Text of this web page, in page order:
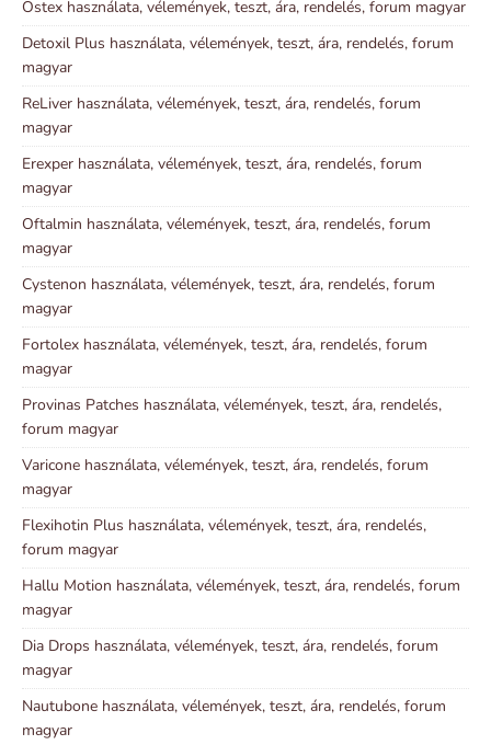
Ostex használata, vélemények, teszt, ára, rendelés, forum magyar
Detoxil Plus használata, vélemények, teszt, ára, rendelés, forum
magyar
ReLiver használata, vélemények, teszt, ára, rendelés, forum
magyar
Erexper használata, vélemények, teszt, ára, rendelés, forum
magyar
Oftalmin használata, vélemények, teszt, ára, rendelés, forum
magyar
Cystenon használata, vélemények, teszt, ára, rendelés, forum
magyar
Fortolex használata, vélemények, teszt, ára, rendelés, forum
magyar
Provinas Patches használata, vélemények, teszt, ára, rendelés,
forum magyar
Varicone használata, vélemények, teszt, ára, rendelés, forum
magyar
Flexihotin Plus használata, vélemények, teszt, ára, rendelés,
forum magyar
Hallu Motion használata, vélemények, teszt, ára, rendelés, forum
magyar
Dia Drops használata, vélemények, teszt, ára, rendelés, forum
magyar
Nautubone használata, vélemények, teszt, ára, rendelés, forum
magyar